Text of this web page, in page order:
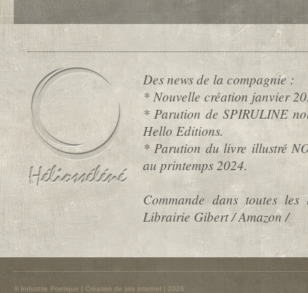
Des news de la compagnie :
* Nouvelle création janvier
* Parution de SPIRULINE
Hello Editions.
* Parution du livre illustré
au printemps 2024.
Commande dans toutes
Librairie Gibert / Amazon /
© Industrie Poetique | Création de site internet | 2026